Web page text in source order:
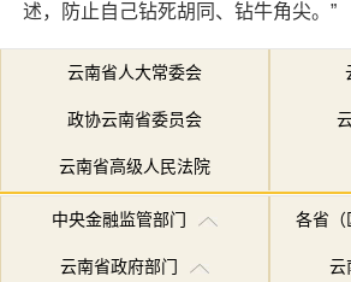
述，防止自己钻死胡同、钻牛角尖。”
云南省人大常委会
政协云南省委员会
云南省高级人民法院
中央金融监管部门 各省（
云南省政府部门 云